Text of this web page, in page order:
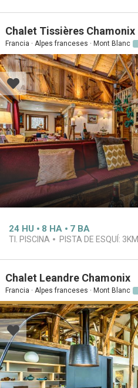
Chalet Tissières Chamonix
Francia · Alpes franceses · Mont Blanc
24 HU 8 HA 7 BA
TI. PISCINA PISTA DE ESQUÍ: 3KM
Chalet Leandre Chamonix
Francia · Alpes franceses · Mont Blanc